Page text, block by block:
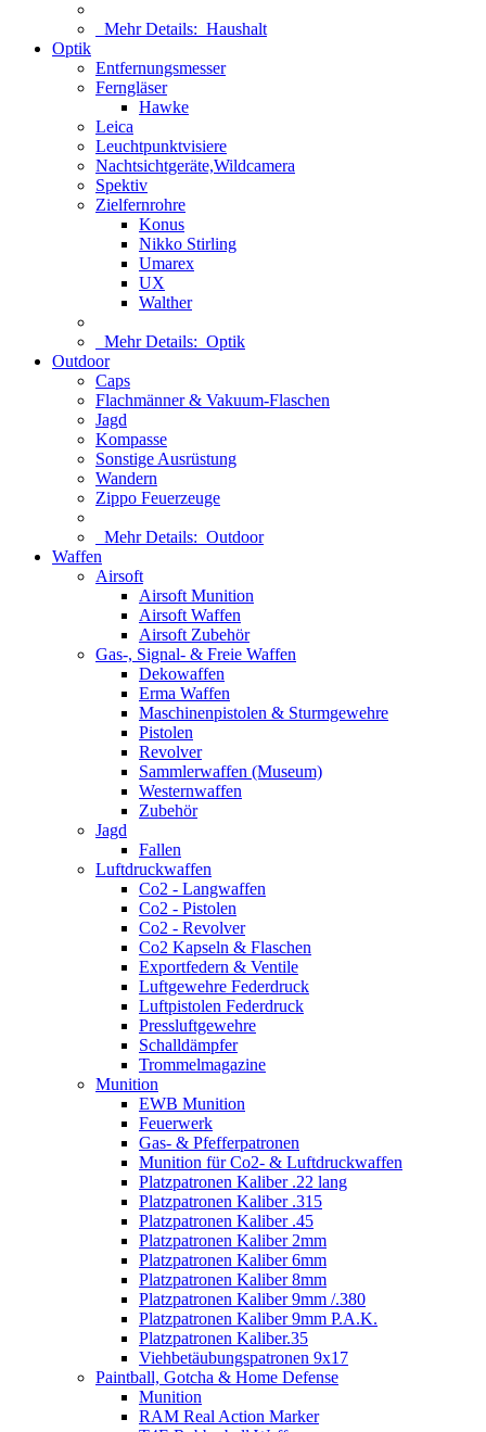
Mehr Details: Haushalt
Optik
Entfernungsmesser
Ferngläser
Hawke
Leica
Leuchtpunktvisiere
Nachtsichtgeräte,Wildcamera
Spektiv
Zielfernrohre
Konus
Nikko Stirling
Umarex
UX
Walther
Mehr Details: Optik
Outdoor
Caps
Flachmänner & Vakuum-Flaschen
Jagd
Kompasse
Sonstige Ausrüstung
Wandern
Zippo Feuerzeuge
Mehr Details: Outdoor
Waffen
Airsoft
Airsoft Munition
Airsoft Waffen
Airsoft Zubehör
Gas-, Signal- & Freie Waffen
Dekowaffen
Erma Waffen
Maschinenpistolen & Sturmgewehre
Pistolen
Revolver
Sammlerwaffen (Museum)
Westernwaffen
Zubehör
Jagd
Fallen
Luftdruckwaffen
Co2 - Langwaffen
Co2 - Pistolen
Co2 - Revolver
Co2 Kapseln & Flaschen
Exportfedern & Ventile
Luftgewehre Federdruck
Luftpistolen Federdruck
Pressluftgewehre
Schalldämpfer
Trommelmagazine
Munition
EWB Munition
Feuerwerk
Gas- & Pfefferpatronen
Munition für Co2- & Luftdruckwaffen
Platzpatronen Kaliber .22 lang
Platzpatronen Kaliber .315
Platzpatronen Kaliber .45
Platzpatronen Kaliber 2mm
Platzpatronen Kaliber 6mm
Platzpatronen Kaliber 8mm
Platzpatronen Kaliber 9mm /.380
Platzpatronen Kaliber 9mm P.A.K.
Platzpatronen Kaliber.35
Viehbetäubungspatronen 9x17
Paintball, Gotcha & Home Defense
Munition
RAM Real Action Marker